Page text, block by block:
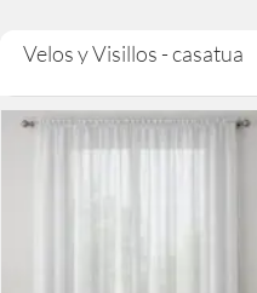
Velos y Visillos - casatua